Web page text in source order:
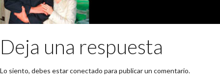
Deja una respuesta
Lo siento, debes estarconectado para publicar un comentario.